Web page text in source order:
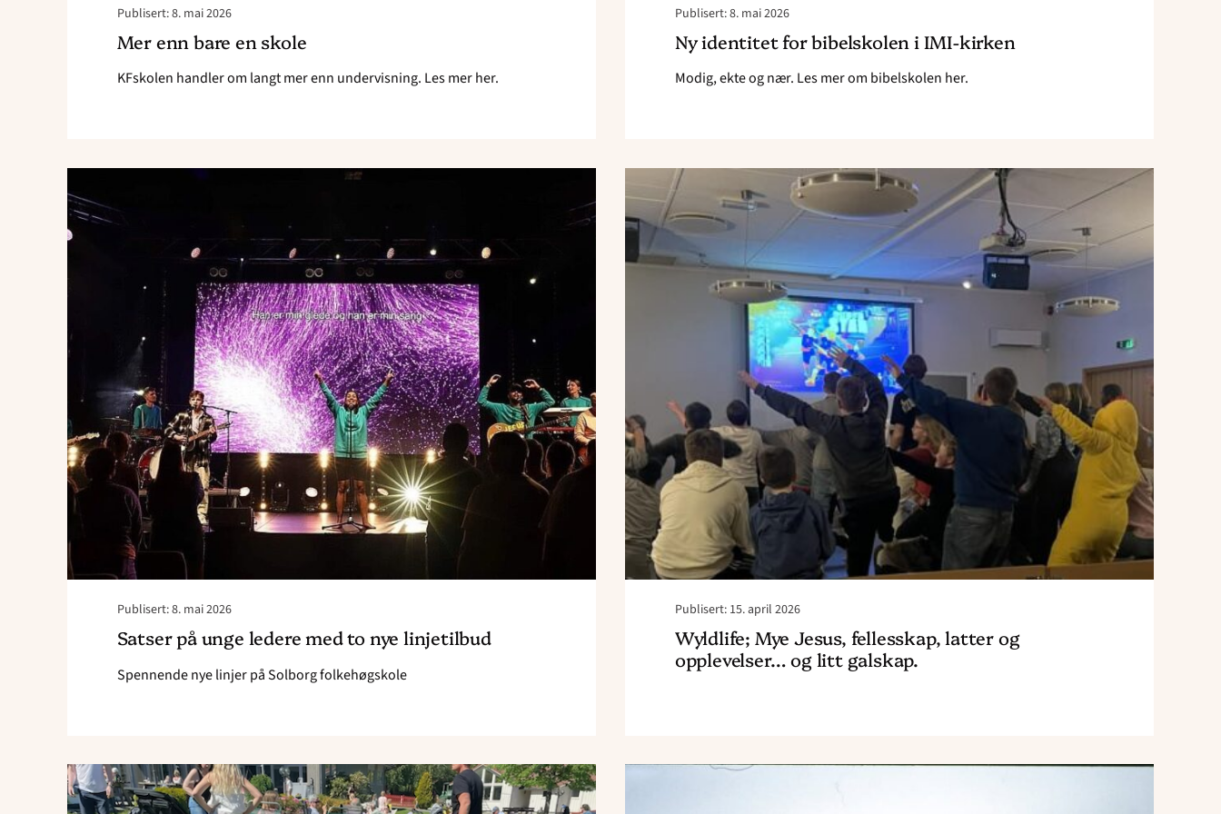
Publisert: 8. mai 2026
Mer enn bare en skole
KFskolen handler om langt mer enn undervisning. Les mer her.
Publisert: 8. mai 2026
Ny identitet for bibelskolen i IMI-kirken
Modig, ekte og nær. Les mer om bibelskolen her.
Publisert: 8. mai 2026
Satser på unge ledere med to nye linjetilbud
Spennende nye linjer på Solborg folkehøgskole
Read
på
unge
ledere
med
to
nye
linjetilbud"
Publisert: 15. april 2026
Wyldlife; Mye Jesus, fellesskap, latter og
opplevelser… og litt galskap.
Read
article
"Wyldlife;
Mye
Jesus,
fellesskap,
latter
og
opplevelser…
og
litt
galskap."
Read
article